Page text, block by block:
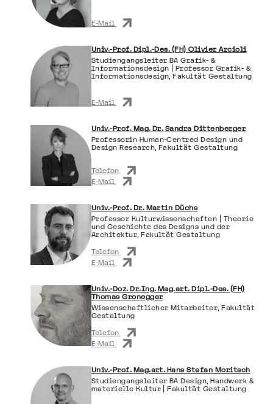
E-Mail
Univ.-Prof. Dipl.-Des. (FH) Olivier Arcioli
Studiengangsleiter BA Grafik- &
Informationsdesign | Professor Grafik- &
Informationsdesign, Fakultät Gestaltung
E-Mail
Univ.-Prof. Mag. Dr. Sandra Dittenberger
Professorin Human-Centred Design und
Design Research, Fakultät Gestaltung
Telefon
E-Mail
Univ.-Prof. Dr. Martin Düchs
Professor Kulturwissenschaften | Theorie
und Geschichte des Designs und der
Architektur, Fakultät Gestaltung
Telefon
E-Mail
Univ.-Doz. Dr.Ing. Mag.art. Dipl.-Des. (FH)
Thomas Gronegger
Wissenschaftlicher Mitarbeiter, Fakultät
Gestaltung
Telefon
E-Mail
Univ.-Prof. Mag.art. Hans Stefan Moritsch
Studiengangsleiter BA Design, Handwerk &
materielle Kultur | Fakultät Gestaltung